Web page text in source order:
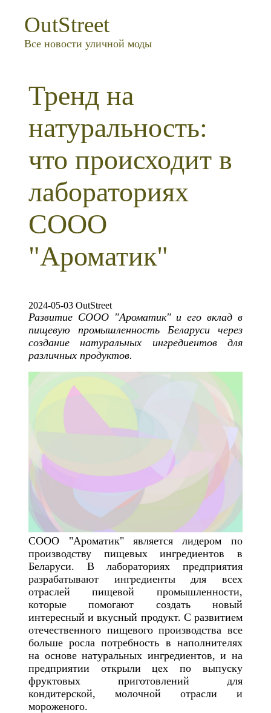
OutStreet
Все новости уличной моды
Тренд на
натуральность:
что происходит в
лабораториях
СООО
"Ароматик"
2024-05-03 OutStreet
Развитие СООО "Ароматик" и его вклад в
пищевую промышленность Беларуси через
создание натуральных ингредиентов для
различных продуктов.
СООО "Ароматик" является лидером по
производству пищевых ингредиентов в
Беларуси. В лабораториях предприятия
разрабатывают ингредиенты для всех
отраслей пищевой промышленности,
которые помогают создать новый
интересный и вкусный продукт. С развитием
отечественного пищевого производства все
больше росла потребность в наполнителях
на основе натуральных ингредиентов, и на
предприятии открыли цех по выпуску
фруктовых приготовлений для
кондитерской, молочной отрасли и
мороженого.